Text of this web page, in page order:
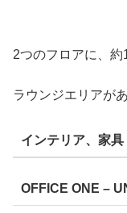
2つのフロアに、
ラウンジエリアが
インテリア、家具
OFFICE ONE –